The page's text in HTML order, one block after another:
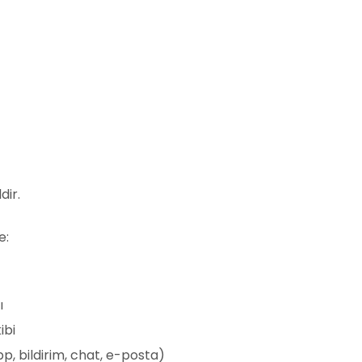
bildirim, chat, e-posta)